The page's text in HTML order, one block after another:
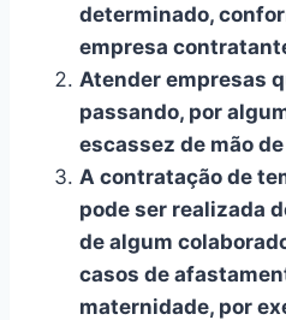
determinado,
empresa
Atender empresas
passando, por
escassez de mão
A contratação de
pode ser realizada
de algum
casos de
maternidade, por